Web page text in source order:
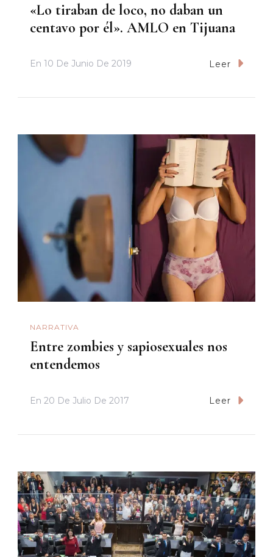
«Lo tiraban de loco, no daban un
centavo por él». AMLO en Tijuana
En 10 De Junio De 2019 Leer
NARRATIVA
Entre zombies y sapiosexuales nos
entendemos
En 20 De Julio De 2017 Leer